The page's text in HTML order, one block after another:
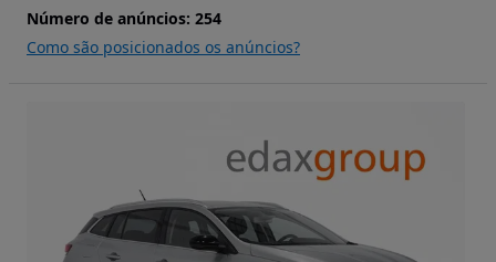
Número de anúncios: 254
Como são posicionados os anúncios?